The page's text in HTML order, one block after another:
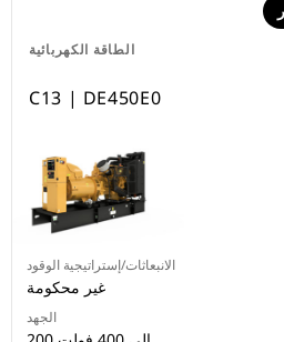
الطاقة الكهربائية
C13 | DE450E0
الانبعاثات/إستراتيجية الوقود
غير محكومة
الجهد